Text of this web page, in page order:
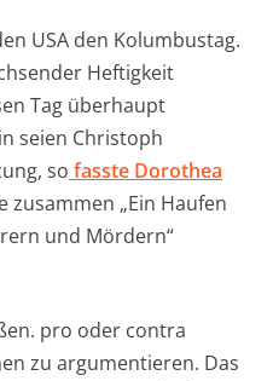
USA den Kolumbustag.
Heftigkeit
Tag überhaupt
seien Christoph
so fasste Dorothea
zusammen „Ein Haufen
und Mördern“
pro oder contra
zu argumentieren. Das